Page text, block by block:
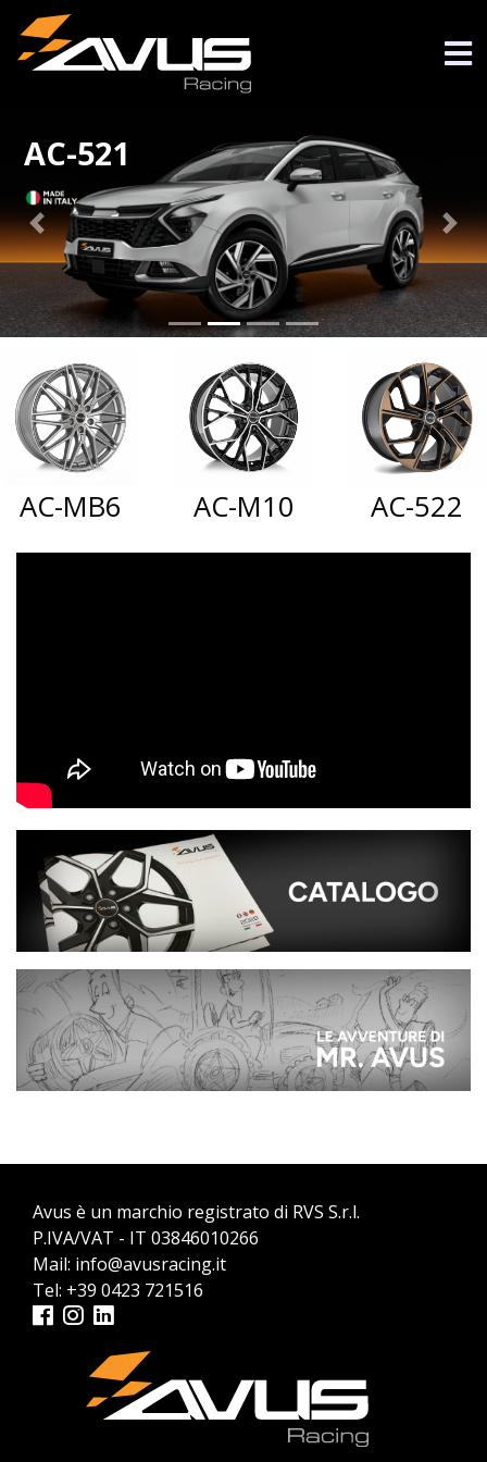
AC-521
Previous
AC-MB6 AC-M10 AC-522
Avus è un marchio registrato di RVS S.r.l.
P.IVA/VAT - IT 03846010266
Mail: info@avusracing.it
Tel: +39 0423 721516